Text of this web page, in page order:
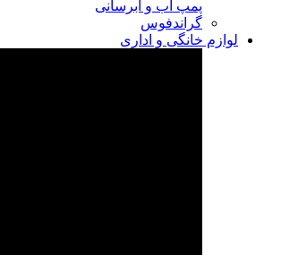
پمپ آب و آبرسانی
گراندفوس
لوازم خانگی و اداری